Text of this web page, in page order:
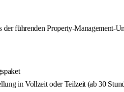
der führenden Property-Management-
in Vollzeit oder Teilzeit (ab 30